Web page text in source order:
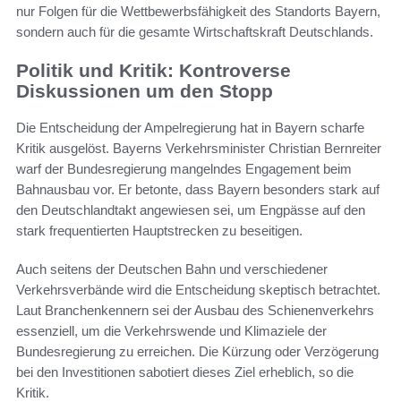
nur Folgen für die Wettbewerbsfähigkeit des Standorts Bayern,
sondern auch für die gesamte Wirtschaftskraft Deutschlands.
Politik und Kritik: Kontroverse
Diskussionen um den Stopp
Die Entscheidung der Ampelregierung hat in Bayern scharfe
Kritik ausgelöst. Bayerns Verkehrsminister Christian Bernreiter
warf der Bundesregierung mangelndes Engagement beim
Bahnausbau vor. Er betonte, dass Bayern besonders stark auf
den Deutschlandtakt angewiesen sei, um Engpässe auf den
stark frequentierten Hauptstrecken zu beseitigen.
Auch seitens der Deutschen Bahn und verschiedener
Verkehrsverbände wird die Entscheidung skeptisch betrachtet.
Laut Branchenkennern sei der Ausbau des Schienenverkehrs
essenziell, um die Verkehrswende und Klimaziele der
Bundesregierung zu erreichen. Die Kürzung oder Verzögerung
bei den Investitionen sabotiert dieses Ziel erheblich, so die
Kritik.